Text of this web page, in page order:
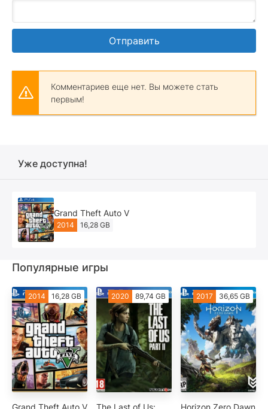
Отправить
Комментариев еще нет. Вы можете стать
первым!
Уже доступна!
Grand Theft Auto V
2014 16,28 GB
Популярные игры
2014 16,28 GB 2020 89,74 GB 2017 36,65 GB